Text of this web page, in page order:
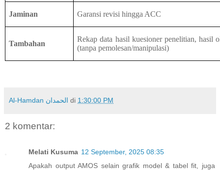
Jaminan Garansi revisi hingga ACC
Tambahan
Rekap data hasil kuesioner penelitian, hasil
(tanpa pemolesan/manipulasi)
Al-Hamdan الحمدان di 1:30:00 PM
2 komentar:
Melati Kusuma 12 September, 2025 08:35
Apakah output AMOS selain grafik model & tabel fit, juga